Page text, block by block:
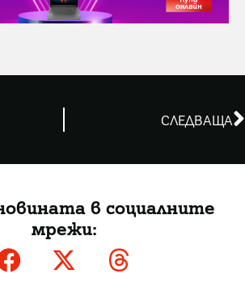
СЛЕДВАЩА
в социалните
мрежи: